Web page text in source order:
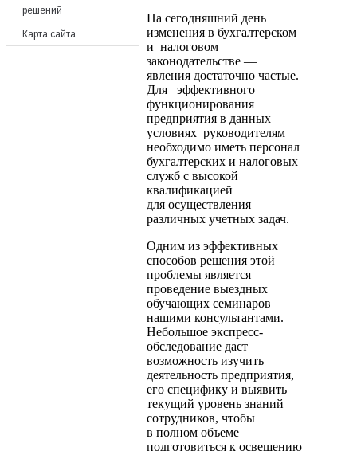
решений
Карта сайта
На сегодняшний день
изменения в бухгалтерском
и налоговом
законодательстве —
явления достаточно частые.
Для эффективного
функционирования
предприятия в данных
условиях руководителям
необходимо иметь персонал
бухгалтерских и налоговых
служб с высокой
квалификацией
для осуществления
различных учетных задач.
Одним из эффективных
способов решения этой
проблемы является
проведение выездных
обучающих семинаров
нашими консультантами.
Небольшое экспресс-
обследование даст
возможность изучить
деятельность предприятия,
его специфику и выявить
текущий уровень знаний
сотрудников, чтобы
в полном объеме
подготовиться к освещению